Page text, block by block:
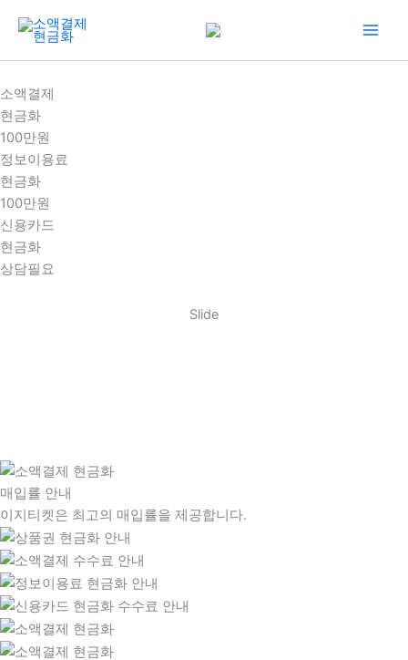
건
너
뛰
기
소액결제
현금화
100만원
정보이용료
현금화
100만원
신용카드
현금화
상담필요
Slide
매입률 안내
이지티켓은 최고의 매입률을 제공합니다.